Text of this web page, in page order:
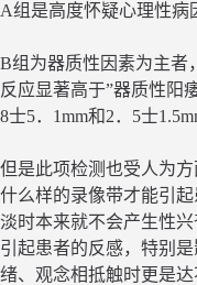
A组是高度怀疑心理性病
B组为器质性因素为主者
反应显著高于”器质性阳
8士5．1mm和2．5士
但是此项检测也受人为
什么样的录像带才能引
淡时本来就不会产生性
引起患者的反感，特别
绪、观念相抵触时更是达